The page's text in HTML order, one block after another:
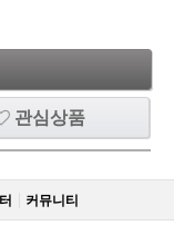
관심상품
커뮤니티